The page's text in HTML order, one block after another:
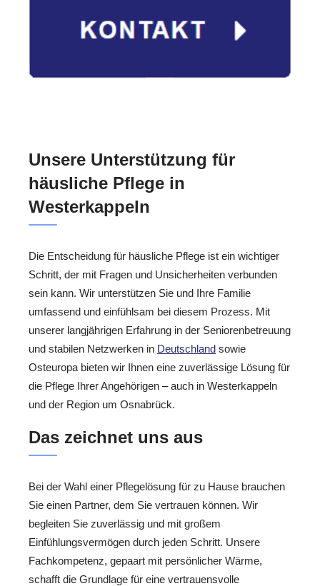
Unsere Unterstützung für
häusliche Pflege in
Westerkappeln
Die Entscheidung für häusliche Pflege ist ein wichtiger
Schritt, der mit Fragen und Unsicherheiten verbunden
sein kann. Wir unterstützen Sie und Ihre Familie
umfassend und einfühlsam bei diesem Prozess. Mit
unserer langjährigen Erfahrung in der Seniorenbetreuung
und stabilen Netzwerken in Deutschland sowie
Osteuropa bieten wir Ihnen eine zuverlässige Lösung für
die Pflege Ihrer Angehörigen – auch in Westerkappeln
und der Region um Osnabrück.
Das zeichnet uns aus
Bei der Wahl einer Pflegelösung für zu Hause brauchen
Sie einen Partner, dem Sie vertrauen können. Wir
begleiten Sie zuverlässig und mit großem
Einfühlungsvermögen durch jeden Schritt. Unsere
Fachkompetenz, gepaart mit persönlicher Wärme,
schafft die Grundlage für eine vertrauensvolle